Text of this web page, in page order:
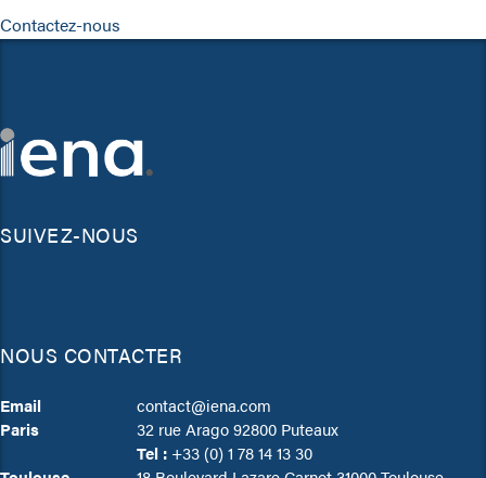
Contactez-nous
SUIVEZ-NOUS
NOUS CONTACTER
Email
contact@iena.com
Paris
32 rue Arago 92800 Puteaux
Tel : +33 (0) 1 78 14 13 30